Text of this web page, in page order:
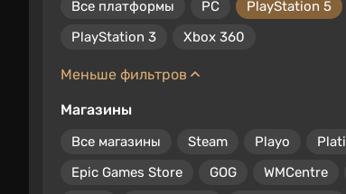
Все платформы PC PlayStation 5
PlayStation 3
Xbox 360
Меньше фильтров
Магазины
Все магазины Steam Playo Plati
Epic Games Store
GOG WMCentre